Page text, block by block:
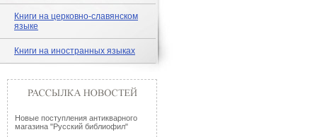
Книги на церковно-славянском
языке
Книги на иностранных языках
Новые поступления антикварного
магазина "Русский библиофил"